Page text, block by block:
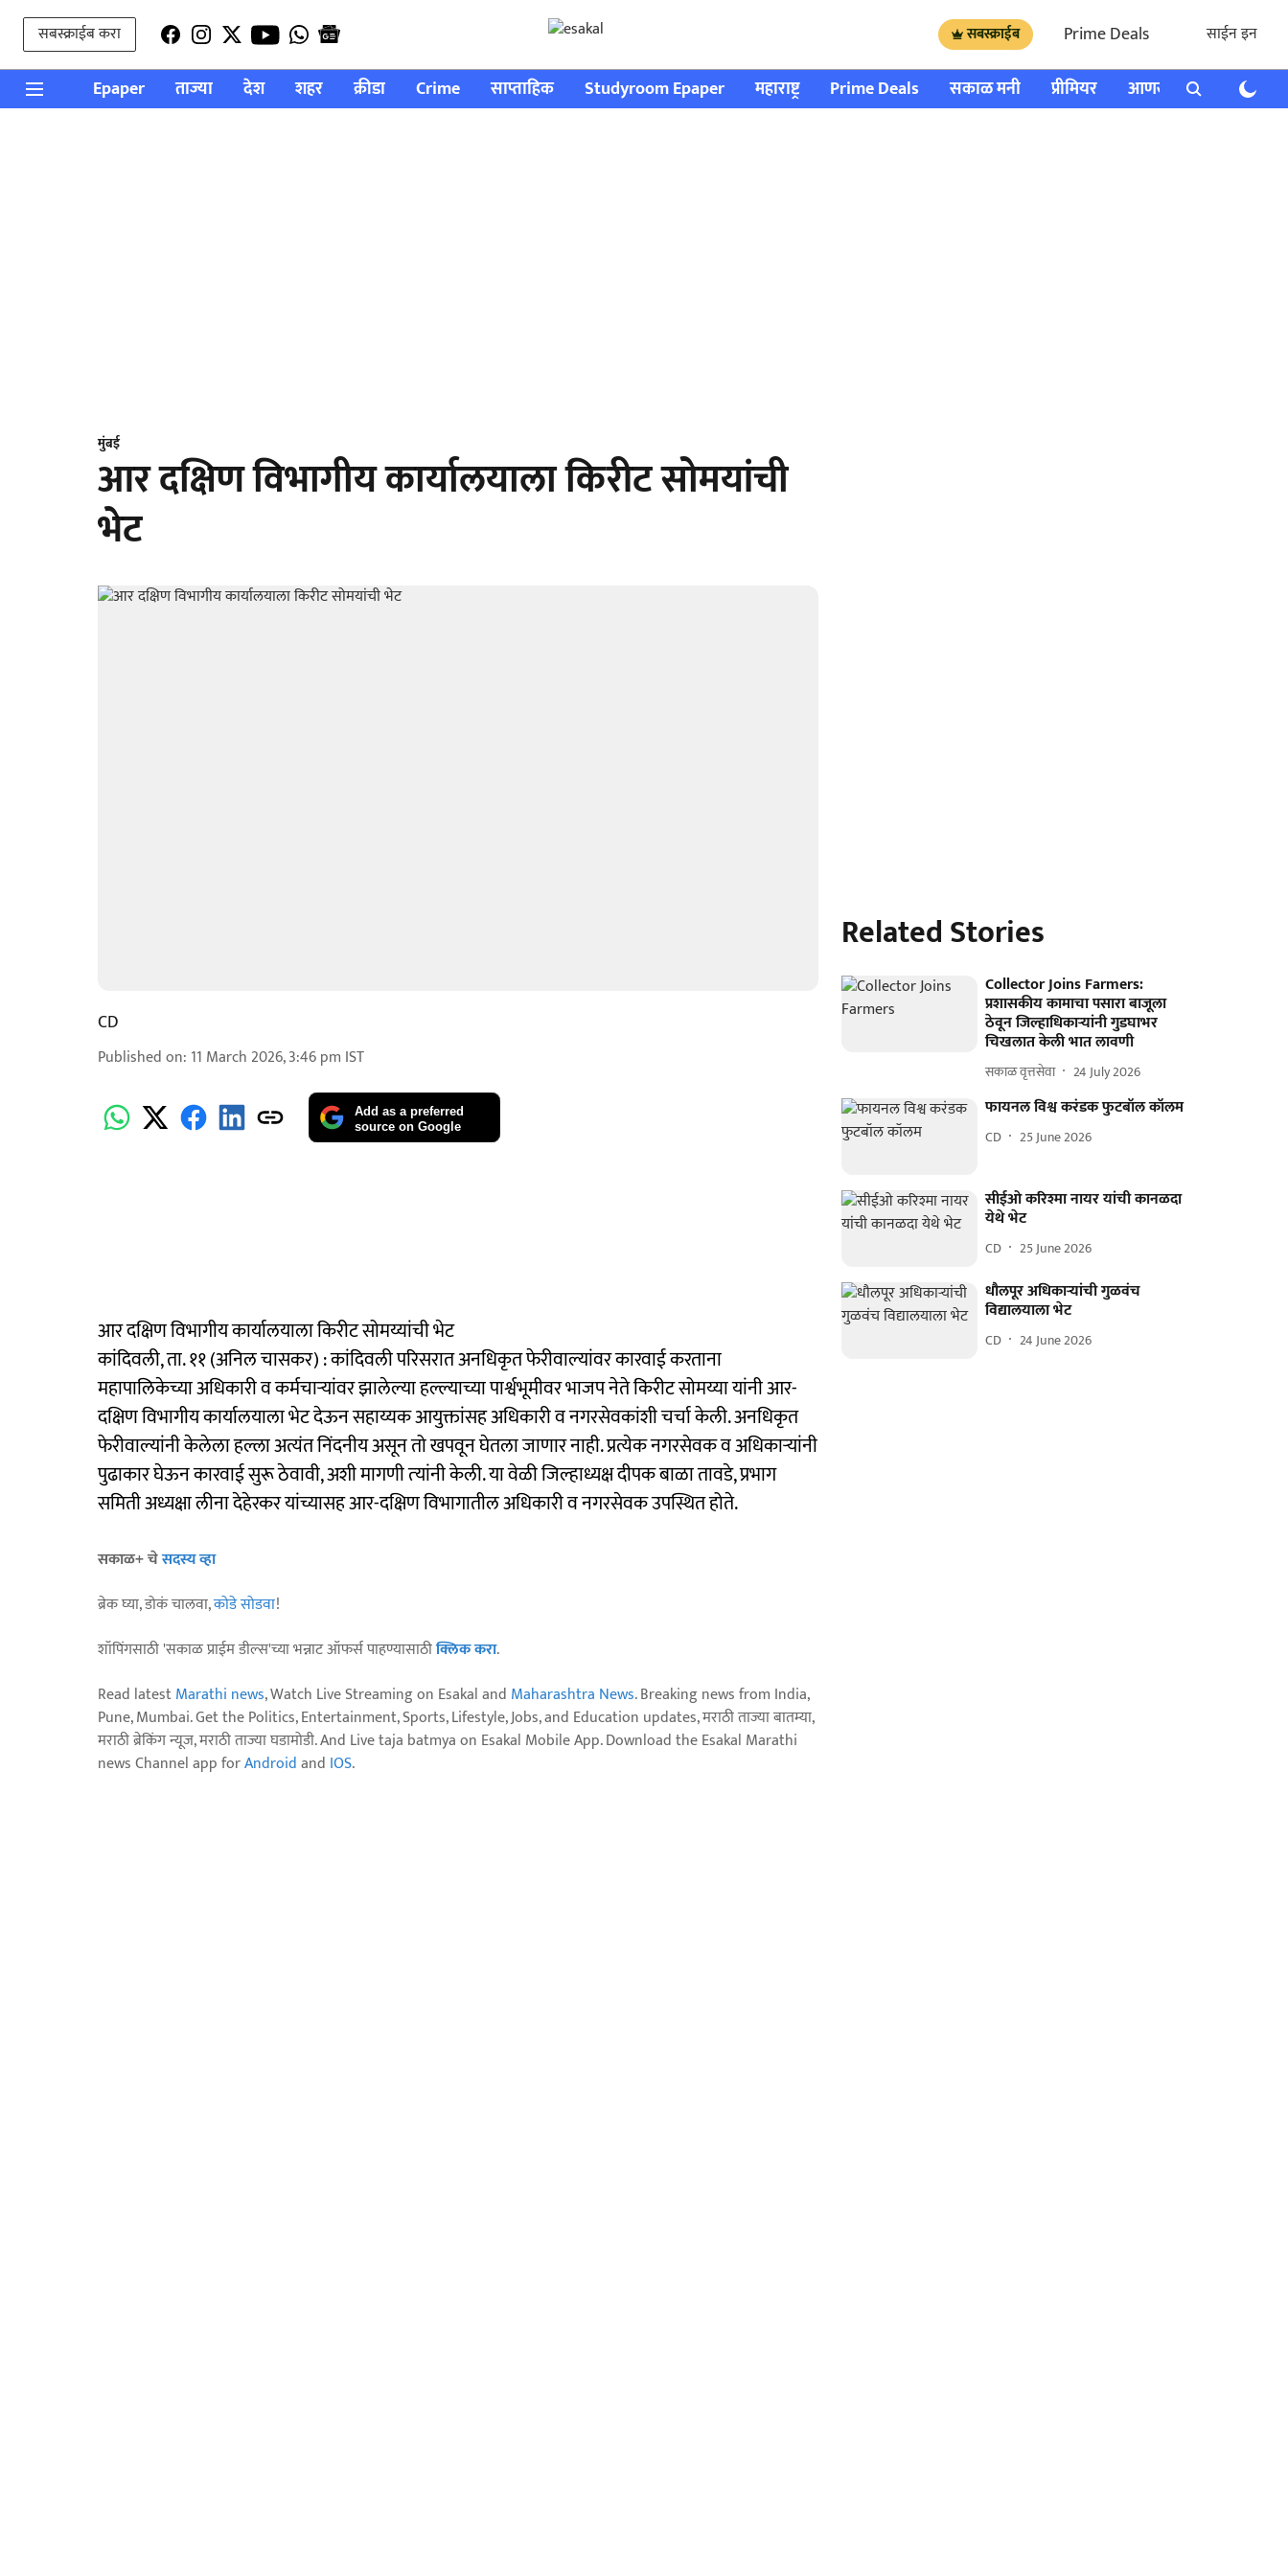
सबस्क्राईब करा सबस्क्राईब Prime Deals साईन इन
Epaper ताज्या देश शहर क्रीडा Crime साप्ताहिक Studyroom Epaper महाराष्ट्र Prime Deals सकाळ मनी प्रीमियर आणखी राशी भविष्य
मुंबई
आर दक्षिण विभागीय कार्यालयाला किरीट सोमयांची
भेट
CD
Published on: 11 March 2026, 3:46 pm IST
Add as a preferred
source on Google
आर दक्षिण विभागीय कार्यालयाला किरीट सोमय्यांची भेट
कांदिवली, ता. ११ (अनिल चासकर) : कांदिवली परिसरात अनधिकृत फेरीवाल्यांवर कारवाई करताना
महापालिकेच्या अधिकारी व कर्मचाऱ्यांवर झालेल्या हल्ल्याच्या पार्श्वभूमीवर भाजप नेते किरीट सोमय्या यांनी आर-
दक्षिण विभागीय कार्यालयाला भेट देऊन सहाय्यक आयुक्तांसह अधिकारी व नगरसेवकांशी चर्चा केली. अनधिकृत
फेरीवाल्यांनी केलेला हल्ला अत्यंत निंदनीय असून तो खपवून घेतला जाणार नाही. प्रत्येक नगरसेवक व अधिकाऱ्यांनी
पुढाकार घेऊन कारवाई सुरू ठेवावी, अशी मागणी त्‍यांनी केली. या वेळी जिल्हाध्यक्ष दीपक बाळा तावडे, प्रभाग
समिती अध्यक्षा लीना देहेरकर यांच्यासह आर-दक्षिण विभागातील अधिकारी व नगरसेवक उपस्थित होते.
सकाळ+ चेसदस्य व्हा
ब्रेक घ्या, डोकं चालवा,कोडे सोडवा!
शॉपिंगसाठी 'सकाळ प्राईम डील्स'च्या भन्नाट ऑफर्स पाहण्यासाठीक्लिक करा.
Read latestMarathi news, Watch Live Streaming on Esakal and Maharashtra News. Breaking news from India,
Pune, Mumbai. Get the Politics, Entertainment, Sports, Lifestyle, Jobs, and Education updates, मराठी ताज्या बातम्या,
मराठी ब्रेकिंग न्यूज, मराठी ताज्या घडामोडी. And Live taja batmya on Esakal Mobile App. Download the Esakal Marathi
news Channel app forAndroidand IOS.
Related Stories
Collector Joins Farmers:
प्रशासकीय कामाचा पसारा बाजूला
ठेवून जिल्हाधिकाऱ्यांनी गुडघाभर
चिखलात केली भात लावणी
सकाळ वृत्तसेवा 24 July 2026
फायनल विश्व करंडक फुटबॉल कॉलम
CD 25 June 2026
सीईओ करिश्मा नायर यांची कानळदा
येथे भेट
CD 25 June 2026
धौलपूर अधिकाऱ्यांची गुळवंच
विद्यालयाला भेट
CD 24 June 2026